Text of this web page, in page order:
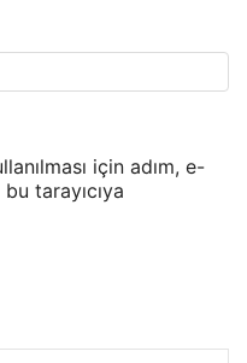
için adım, e-
tarayıcıya